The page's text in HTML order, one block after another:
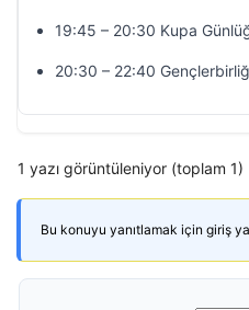
19:45 – 20:30 Kupa
20:30 – 22:40
1 yazı görüntüleniyor (toplam 1)
Bu konuyu yanıtlamak için giriş